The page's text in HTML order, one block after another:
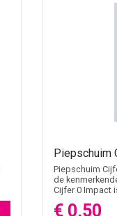
Piepschuim
Piepschuim
de
Cijfer 0 Impact
€ 0,50